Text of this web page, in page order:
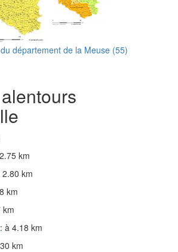
département de la Meuse (55)
km
2.80 km
km
km
: à 4.18 km
km